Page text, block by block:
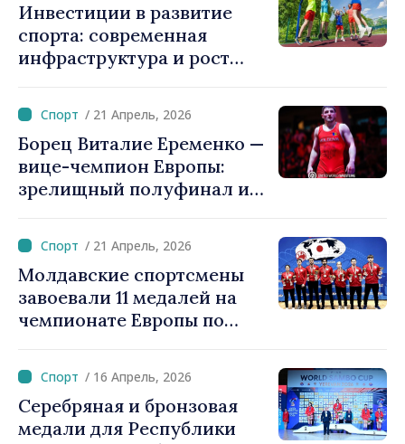
Инвестиции в развитие
спорта: современная
инфраструктура и рост
занимающихся
физической активностью
/ 21 Апрель, 2026
Борец Виталие Еременко —
вице-чемпион Европы:
зрелищный полуфинал и
травмой
/ 21 Апрель, 2026
Молдавские спортсмены
завоевали 11 медалей на
чемпионате Европы по
/ 16 Апрель, 2026
Серебряная и бронзовая
медали для Республики